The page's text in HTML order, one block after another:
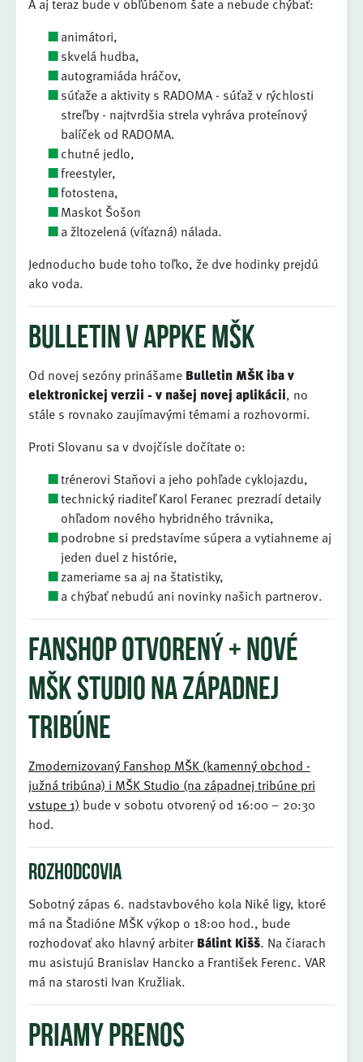
animátori,
skvelá hudba,
autogramiáda hráčov,
súťaže a aktivity s RADOMA - súťaž v rýchlosti
streľby - najtvrdšia strela vyhráva proteínový
balíček od RADOMA.
chutné jedlo,
freestyler,
fotostena,
Maskot Šošon
a žltozelená (víťazná) nálada.
Jednoducho bude toho toľko, že dve hodinky prejdú
ako voda.
Bulletin v Appke MŠK
Od novej sezóny prinášame Bulletin MŠK iba v
elektronickej verzii - v našej novej aplikácii, no
stále s rovnako zaujímavými témami a rozhovormi.
Proti Slovanu sa v dvojčísle dočítate o:
trénerovi Staňovi a jeho pohľade cyklojazdu,
technický riaditeľ Karol Feranec prezradí detaily
ohľadom nového hybridného trávnika,
podrobne si predstavíme súpera a vytiahneme aj
jeden duel z histórie,
zameriame sa aj na štatistiky,
a chýbať nebudú ani novinky našich partnerov.
Fanshop otvorený + nové
MŠK Studio na západnej
tribúne
Zmodernizovaný Fanshop MŠK (kamenný obchod -
južná tribúna) i MŠK Studio (na západnej tribúne pri
vstupe 1) bude v sobotu otvorený od 16:00 – 20:30
hod.
Rozhodcovia
Sobotný zápas 6. nadstavbového kola Niké ligy, ktoré
má na Štadióne MŠK výkop o 18:00 hod., bude
rozhodovať ako hlavný arbiterBálint Kišš. Na čiarach
mu asistujú Branislav Hancko a František Ferenc. VAR
má na starosti Ivan Kružliak.
Priamy prenos